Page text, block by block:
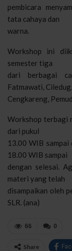
pembicara
tata cahaya dan
warna.
Workshop ini
semester tiga
dari berbagai
Fatmawati, Ciledug,
Cengkareng,
Workshop terbagi
dari pukul
13.00 WIB sampai
18.00 WIB sampai
dengan selesai.
materi yang telah
disampaikan oleh
SLR. (ana)
0
66
Share